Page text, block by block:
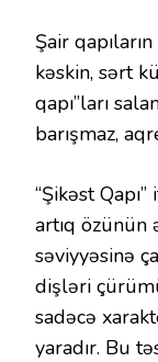
Şair
kəskin, sərt
qapı”ları
barışmaz,
“Şikəst
artıq özünün
səviyyəsinə
dişləri
sadəcə
yaradır. Bu